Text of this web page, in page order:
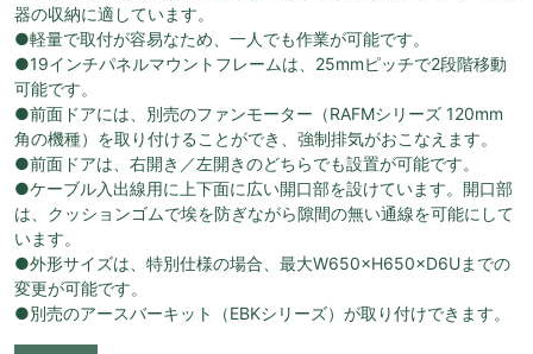
器の収納に適しています。
●軽量で取付が容易なため、一人でも作業が可能です。
●19インチパネルマウントフレームは、25mmピッチで2段階移動
可能です。
●前面ドアには、別売のファンモーター（RAFMシリーズ 120mm
角の機種）を取り付けることができ、強制排気がおこなえます。
●前面ドアは、右開き／左開きのどちらでも設置が可能です。
●ケーブル入出線用に上下面に広い開口部を設けています。開口部
は、クッションゴムで埃を防ぎながら隙間の無い通線を可能にして
います。
●外形サイズは、特別仕様の場合、最大W650×H650×D6Uまでの
変更が可能です。
●別売のアースバーキット（EBKシリーズ）が取り付けできます。